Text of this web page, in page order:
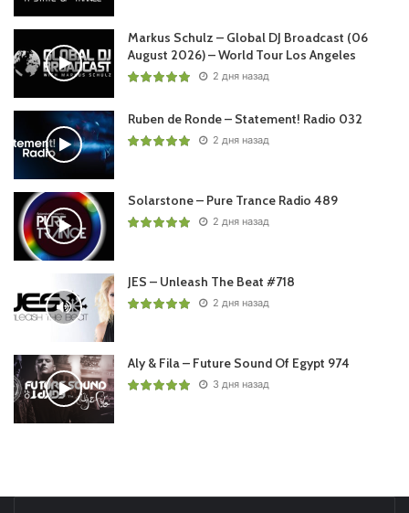
Пользовательская оценка:Будь первым !
Markus Schulz – Global DJ Broadcast (06
August 2026) – World Tour Los Angeles
2 дня назад
Ruben de Ronde – Statement! Radio 032
2 дня назад
Solarstone – Pure Trance Radio 489
2 дня назад
JES – Unleash The Beat #718
2 дня назад
Aly & Fila – Future Sound Of Egypt 974
3 дня назад